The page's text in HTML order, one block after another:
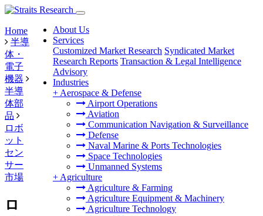
About Us
Services
Customized Market Research Syndicated Market
Research Reports Transaction & Legal Intelligence
Advisory
Industries
+ Aerospace & Defense
Airport Operations
Aviation
Communication Navigation & Surveillance
Defense
Naval Marine & Ports Technologies
Space Technologies
Unmanned Systems
+ Agriculture
Agriculture & Farming
Agriculture Equipment & Machinery
Agriculture Technology
Home
半導
体・
電子
機器
半導
体部
品
ロボ
ット
セン
サー
市場
ロ